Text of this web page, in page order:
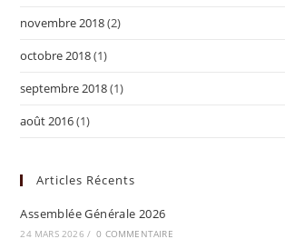
novembre 2018(2)
octobre 2018(1)
septembre 2018(1)
août 2016(1)
Articles Récents
Assemblée Générale 2026
24 MARS 2026 / 0 COMMENTAIRE